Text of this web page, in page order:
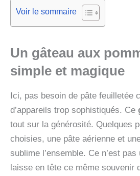
Voir le sommaire
Un gâteau aux
simple et magique
Ici, pas besoin de pâte feuilletée
d’appareils trop sophistiqués. Ce
tout sur la générosité. Quelques
choisies, une pâte aérienne et
sublime l’ensemble. Ce n’est
laisse en tête ce même souvenir